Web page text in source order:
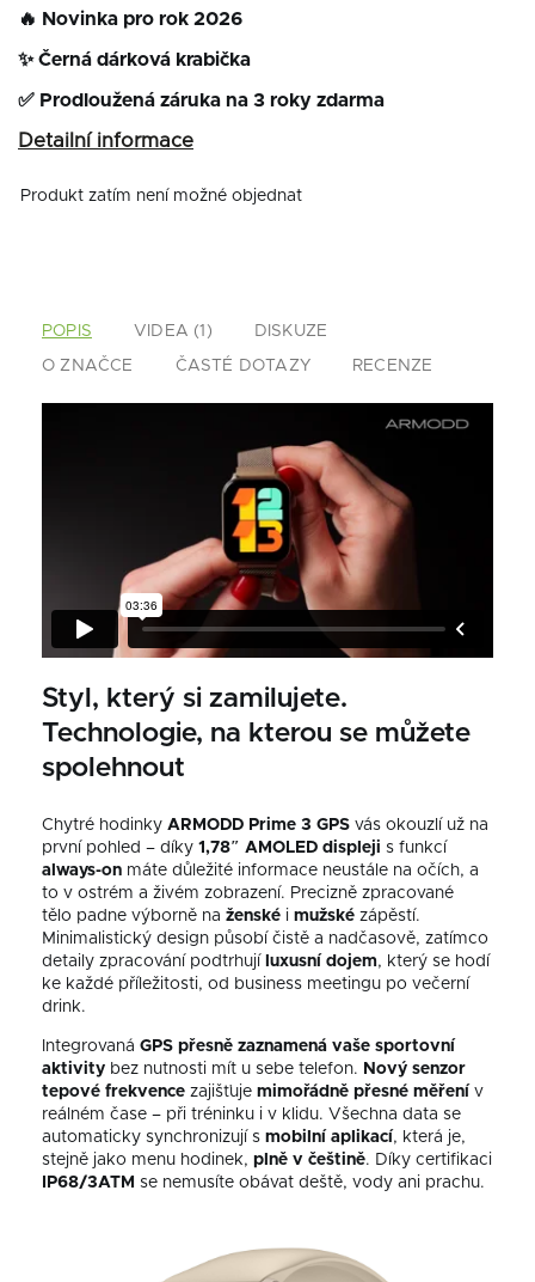
🔥 Novinka pro rok 2026
✨ Černá dárková krabička
✅ Prodloužená záruka na 3 roky zdarma
Detailní informace
Produkt zatím není možné objednat
POPIS VIDEA (1) DISKUZE
O ZNAČCE ČASTÉ DOTAZY RECENZE
Styl, který si zamilujete.
Technologie, na kterou se můžete
spolehnout
Chytré hodinky ARMODD Prime 3 GPS vás okouzlí už na
první pohled – díky 1,78″ AMOLED displeji s funkcí
always-on máte důležité informace neustále na očích, a
to v ostrém a živém zobrazení. Precizně zpracované
tělo padne výborně na ženské i mužské zápěstí.
Minimalistický design působí čistě a nadčasově, zatímco
detaily zpracování podtrhují
luxusní dojem, který se hodí
ke každé příležitosti, od business meetingu po večerní
drink.
Integrovaná GPS přesně zaznamená vaše sportovní
aktivity bez nutnosti mít u sebe telefon. Nový senzor
tepové frekvence zajišťuje mimořádně přesné měření v
reálném čase – při tréninku i v klidu. Všechna data se
automaticky synchronizují s mobilní aplikací, která je,
stejně jako menu hodinek, plně v češtině. Díky certifikaci
IP68/3ATM se nemusíte obávat deště, vody ani prachu.